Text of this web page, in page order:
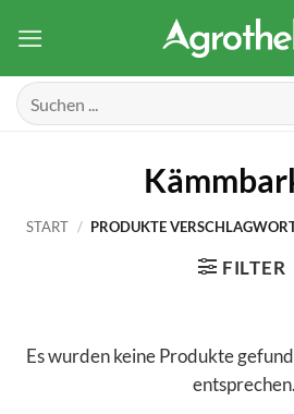
Inhalt
Suchen
nach:
START / PRODUKTE
FILTER
Es wurden keine Produkte
entsprechen.